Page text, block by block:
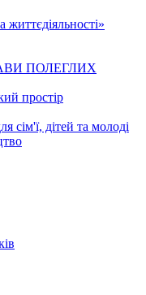
життєдіяльності»
ПОЛЕГЛИХ
простір
сім'ї, дітей та молоді